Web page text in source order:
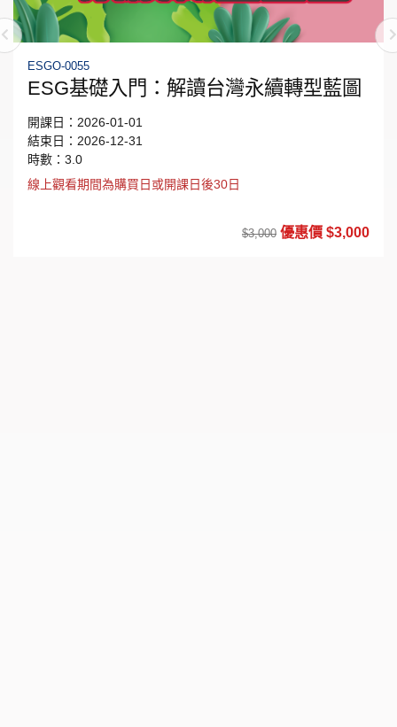
ESGO-0055
ESG基礎入門：解讀台灣永續轉型藍圖
開課日：2026-01-01
結束日：2026-12-31
時數：3.0
線上觀看期間為購買日或開課日後30日
$3,000 優惠價 $3,000